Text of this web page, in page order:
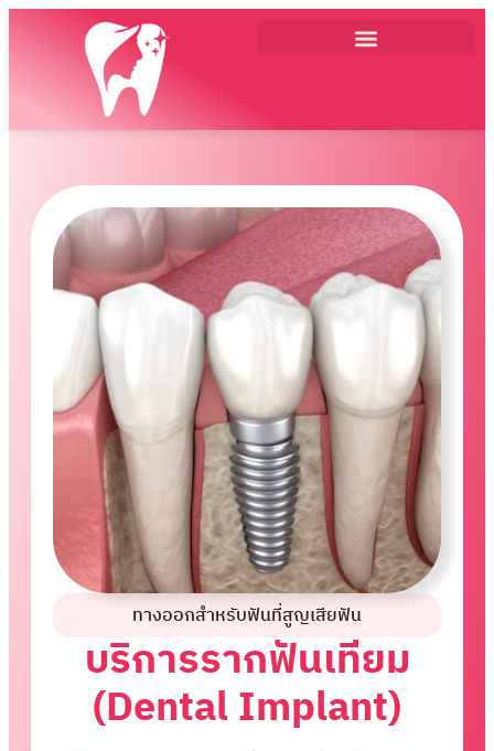
ทางออกสำหรับฟันที่สูญเสียฟัน
บริการรากฟันเทียม
(Dental Implant)